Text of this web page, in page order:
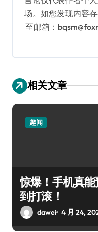
场。如您发现内容
至邮箱：
相关文章
趣闻
惊爆！手机真
到打滚！
dawei 4 月 24,